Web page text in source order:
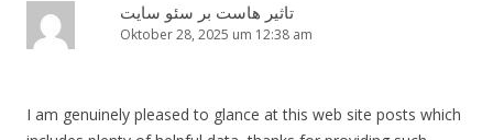
تاثیر هاست بر سئو سایت
Oktober 28, 2025 um 12:38 am
I am genuinely pleased to glance at this web site posts which